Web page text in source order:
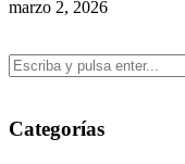
marzo 2, 2026
Categorías